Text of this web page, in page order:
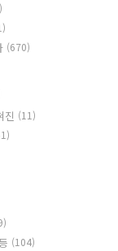
(670)
진 (11)
(104)